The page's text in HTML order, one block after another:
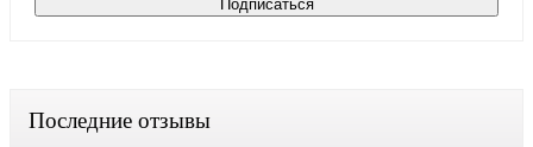
Последние отзывы